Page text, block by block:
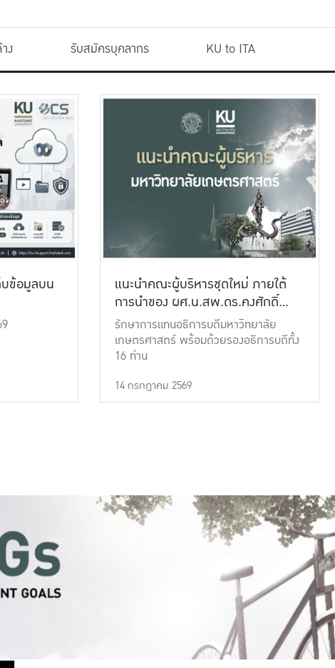
ง รับสมัครบุคลากร KU to ITA
บข้อมูลบน
แนะนำคณะผู้บริหารชุดใหม่ ภายใต้
การนำของ ผศ.น.สพ.ดร.คงศักดิ์
เที่ยงธรรม
รักษาการแทนอธิการบดีมหาวิทยาลัย
เกษตรศาสตร์ พร้อมด้วยรองอธิการบดีทั้ง
16 ท่าน
14 กรกฎาคม 2569